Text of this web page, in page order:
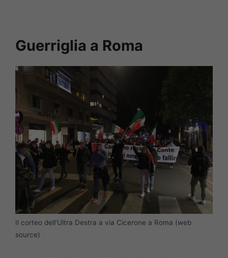
Guerriglia a Roma
Il corteo dell’Ultra Destra a via Cicerone a Roma (web
source)